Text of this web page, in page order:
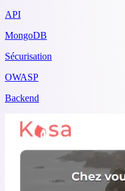
API
MongoDB
Sécurisation
OWASP
Backend